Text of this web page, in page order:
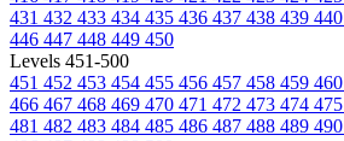
431 432 433 434 435 436 437 438 439 440
446 447 448 449 450
Levels 451-500
451 452 453 454 455 456 457 458 459 460
466 467 468 469 470 471 472 473 474 475
481 482 483 484 485 486 487 488 489 490